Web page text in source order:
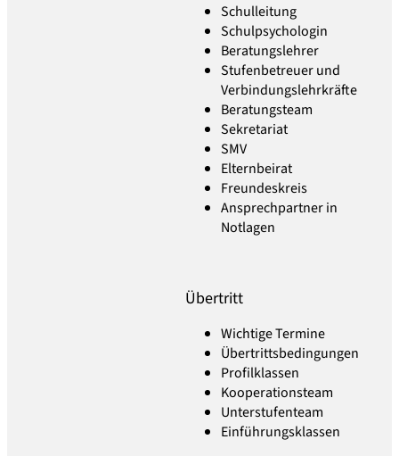
Schulleitung
Schulpsychologin
Beratungslehrer
Stufenbetreuer und
Verbindungslehrkräfte
Beratungsteam
Sekretariat
SMV
Elternbeirat
Freundeskreis
Ansprechpartner in
Notlagen
Übertritt
Wichtige Termine
Übertrittsbedingungen
Profilklassen
Kooperationsteam
Unterstufenteam
Einführungsklassen